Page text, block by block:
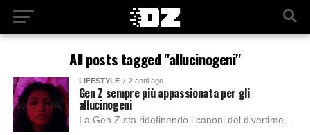
All posts tagged "allucinogeni"
LIFESTYLE 2 anni ago
Gen Z sempre più appassionata per gli
allucinogeni